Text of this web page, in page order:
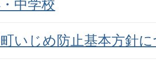
中学校
いじめ防止基本方針